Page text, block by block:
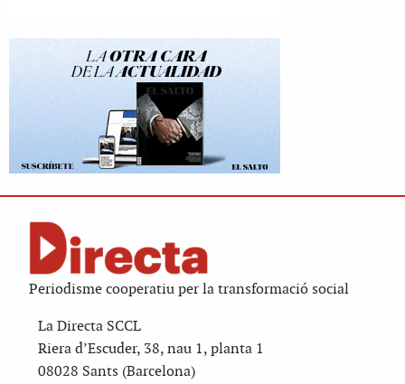
Periodisme cooperatiu per la transformació social
La Directa SCCL
Riera d’Escuder, 38, nau 1, planta 1
08028 Sants (Barcelona)